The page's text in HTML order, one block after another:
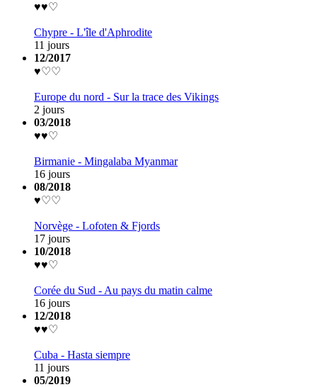
♥♥♡
Chypre - L'île d'Aphrodite
11 jours
12/2017
♥♡♡
Europe du nord - Sur la trace des Vikings
2 jours
03/2018
♥♥♡
Birmanie - Mingalaba Myanmar
16 jours
08/2018
♥♡♡
Norvège - Lofoten & Fjords
17 jours
10/2018
♥♥♡
Corée du Sud - Au pays du matin calme
16 jours
12/2018
♥♥♡
Cuba - Hasta siempre
11 jours
05/2019